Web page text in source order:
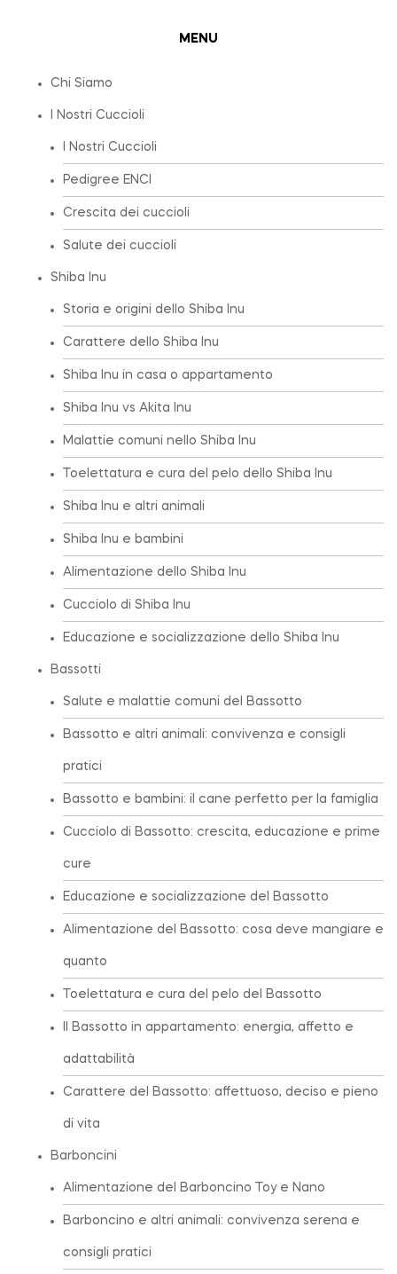
MENU
Chi Siamo
I Nostri Cuccioli
I Nostri Cuccioli
Pedigree ENCI
Crescita dei cuccioli
Salute dei cuccioli
Shiba Inu
Storia e origini dello Shiba Inu
Carattere dello Shiba Inu
Shiba Inu in casa o appartamento
Shiba Inu vs Akita Inu
Malattie comuni nello Shiba Inu
Toelettatura e cura del pelo dello Shiba Inu
Shiba Inu e altri animali
Shiba Inu e bambini
Alimentazione dello Shiba Inu
Cucciolo di Shiba Inu
Educazione e socializzazione dello Shiba Inu
Bassotti
Salute e malattie comuni del Bassotto
Bassotto e altri animali: convivenza e consigli
pratici
Bassotto e bambini: il cane perfetto per la famiglia
Cucciolo di Bassotto: crescita, educazione e prime
cure
Educazione e socializzazione del Bassotto
Alimentazione del Bassotto: cosa deve mangiare e
quanto
Toelettatura e cura del pelo del Bassotto
Il Bassotto in appartamento: energia, affetto e
adattabilità
Carattere del Bassotto: affettuoso, deciso e pieno
di vita
Barboncini
Alimentazione del Barboncino Toy e Nano
Barboncino e altri animali: convivenza serena e
consigli pratici